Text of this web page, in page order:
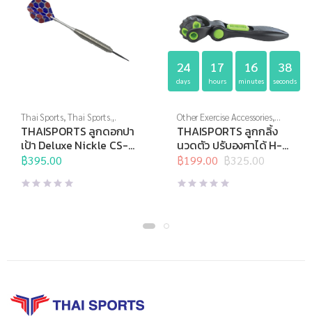
Thai Sports,Thai Sports
Brand,ปาเป้า,เกมส์ และสื่อการ
เรียนการสอน,ลูกดอกปาเป้า
THAISPORTS ลูกดอกปา
เป้า Deluxe Nickle CS-
18T 1×3
฿395.00
24
days
17
hours
16
minutes
37
seconds
Other Exercise Accessories,
Thai Sports,อุปกรณ์นวด,
อุปกรณ์บริหารกาย,อุปกรณ์
สุขภาพเพื่อผู้สูงวัย
THAISPORTS ลูกกลิ้ง
นวดตัว ปรับองศาได้ H-
1424
฿325.00
Original
price
was:
฿199.00
Current
price
is: